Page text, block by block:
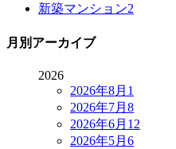
新築マンション2
月別アーカイブ
2026
2026年8月 1
2026年7月 8
2026年6月 12
2026年5月 6